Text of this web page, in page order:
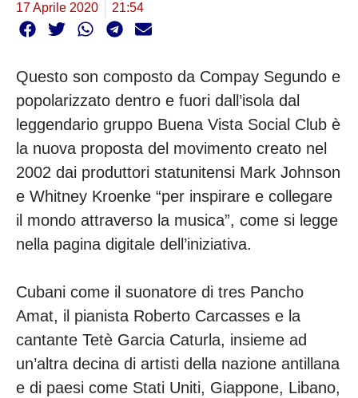
17 Aprile 2020 21:54
Questo son composto da Compay Segundo e
popolarizzato dentro e fuori dall’isola dal
leggendario gruppo Buena Vista Social Club è
la nuova proposta del movimento creato nel
2002 dai produttori statunitensi Mark Johnson
e Whitney Kroenke “per inspirare e collegare
il mondo attraverso la musica”, come si legge
nella pagina digitale dell’iniziativa.
Cubani come il suonatore di tres Pancho
Amat, il pianista Roberto Carcasses e la
cantante Tetè Garcia Caturla, insieme ad
un’altra decina di artisti della nazione antillana
e di paesi come Stati Uniti, Giappone, Libano,